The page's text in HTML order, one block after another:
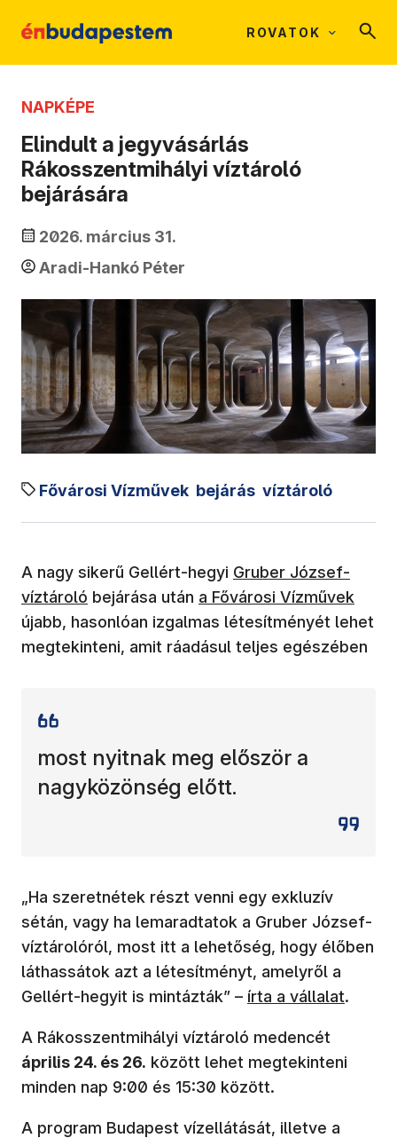
ROVATOK
NAPKÉPE
Elindult a jegyvásárlás
Rákosszentmihályi víztároló
bejárására
2026. március 31.
Aradi-Hankó Péter
Fővárosi Vízművek bejárás víztároló
A nagy sikerű Gellért-hegyi Gruber József-
víztároló bejárása után a Fővárosi Vízművek
újabb, hasonlóan izgalmas létesítményét lehet
megtekinteni, amit ráadásul teljes egészében
most nyitnak meg először a
nagyközönség előtt.
„Ha szeretnétek részt venni egy exkluzív
sétán, vagy ha lemaradtatok a Gruber József-
víztárolóról, most itt a lehetőség, hogy élőben
láthassátok azt a létesítményt, amelyről a
Gellért-hegyit is mintázták” – írta a vállalat.
A Rákosszentmihályi víztároló medencét
április 24. és 26. között lehet megtekinteni
minden nap 9:00 és 15:30 között.
A program Budapest vízellátását, illetve a